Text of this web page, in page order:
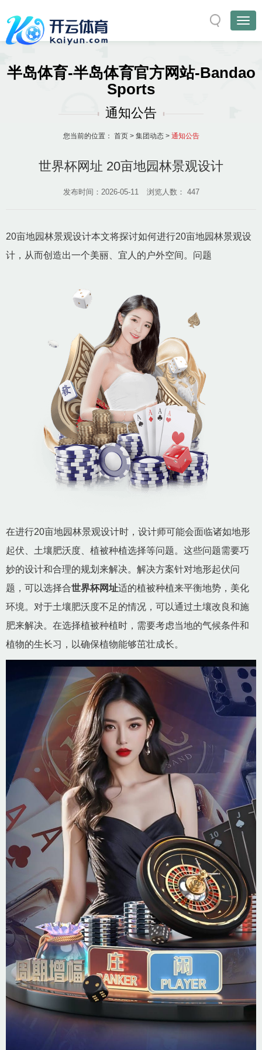
半岛体育-半岛体育官方网站-Bandao
Sports
通知公告
您当前的位置： 首页> 集团动态> 通知公告
世界杯网址 20亩地园林景观设计
发布时间：2026-05-11 浏览人数： 447
20亩地园林景观设计本文将探讨如何进行20亩地园林景观设
计，从而创造出一个美丽、宜人的户外空间。问题
在进行20亩地园林景观设计时，设计师可能会面临诸如地形
起伏、土壤肥沃度、植被种植选择等问题。这些问题需要巧
妙的设计和合理的规划来解决。解决方案针对地形起伏问
题，可以选择合世界杯网址适的植被种植来平衡地势，美化
环境。对于土壤肥沃度不足的情况，可以通过土壤改良和施
肥来解决。在选择植被种植时，需要考虑当地的气候条件和
植物的生长习，以确保植物能够茁壮成长。